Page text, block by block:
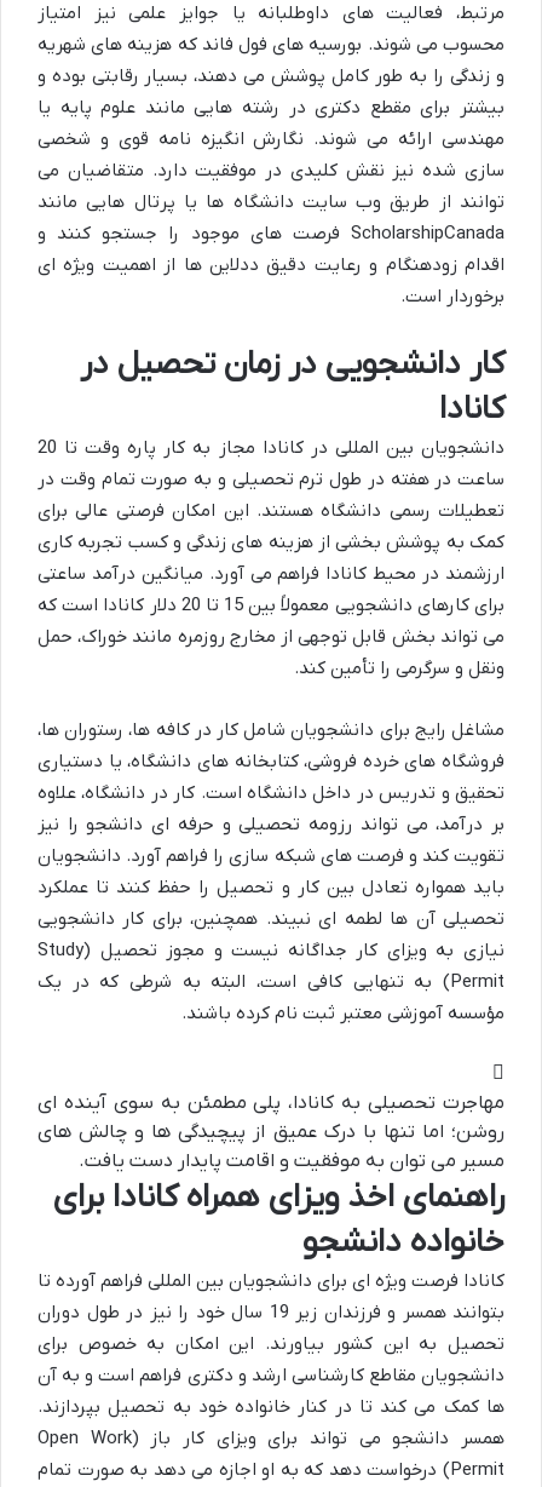
مرتبط، فعالیت های داوطلبانه یا جوایز علمی نیز امتیاز
محسوب می شوند. بورسیه های فول فاند که هزینه های شهریه
و زندگی را به طور کامل پوشش می دهند، بسیار رقابتی بوده و
بیشتر برای مقطع دکتری در رشته هایی مانند علوم پایه یا
مهندسی ارائه می شوند. نگارش انگیزه نامه قوی و شخصی
سازی شده نیز نقش کلیدی در موفقیت دارد. متقاضیان می
توانند از طریق وب سایت دانشگاه ها یا پرتال هایی مانند
ScholarshipCanada فرصت های موجود را جستجو کنند و
اقدام زودهنگام و رعایت دقیق ددلاین ها از اهمیت ویژه ای
برخوردار است.
کار دانشجویی در زمان تحصیل در
کانادا
دانشجویان بین المللی در کانادا مجاز به کار پاره وقت تا 20
ساعت در هفته در طول ترم تحصیلی و به صورت تمام وقت در
تعطیلات رسمی دانشگاه هستند. این امکان فرصتی عالی برای
کمک به پوشش بخشی از هزینه های زندگی و کسب تجربه کاری
ارزشمند در محیط کانادا فراهم می آورد. میانگین درآمد ساعتی
برای کارهای دانشجویی معمولاً بین 15 تا 20 دلار کانادا است که
می تواند بخش قابل توجهی از مخارج روزمره مانند خوراک، حمل
ونقل و سرگرمی را تأمین کند.
مشاغل رایج برای دانشجویان شامل کار در کافه ها، رستوران ها،
فروشگاه های خرده فروشی، کتابخانه های دانشگاه، یا دستیاری
تحقیق و تدریس در داخل دانشگاه است. کار در دانشگاه، علاوه
بر درآمد، می تواند رزومه تحصیلی و حرفه ای دانشجو را نیز
تقویت کند و فرصت های شبکه سازی را فراهم آورد. دانشجویان
باید همواره تعادل بین کار و تحصیل را حفظ کنند تا عملکرد
تحصیلی آن ها لطمه ای نبیند. همچنین، برای کار دانشجویی
نیازی به ویزای کار جداگانه نیست و مجوز تحصیل (Study
Permit) به تنهایی کافی است، البته به شرطی که در یک
مؤسسه آموزشی معتبر ثبت نام کرده باشند.
مهاجرت تحصیلی به کانادا، پلی مطمئن به سوی آینده ای
روشن؛ اما تنها با درک عمیق از پیچیدگی ها و چالش های
مسیر می توان به موفقیت و اقامت پایدار دست یافت.
راهنمای اخذ ویزای همراه کانادا برای
خانواده دانشجو
کانادا فرصت ویژه ای برای دانشجویان بین المللی فراهم آورده تا
بتوانند همسر و فرزندان زیر 19 سال خود را نیز در طول دوران
تحصیل به این کشور بیاورند. این امکان به خصوص برای
دانشجویان مقاطع کارشناسی ارشد و دکتری فراهم است و به آن
ها کمک می کند تا در کنار خانواده خود به تحصیل بپردازند.
همسر دانشجو می تواند برای ویزای کار باز (Open Work
Permit) درخواست دهد که به او اجازه می دهد به صورت تمام